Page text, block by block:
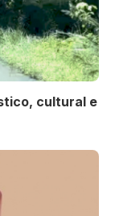
cultural e